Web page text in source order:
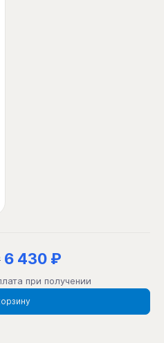
6 430 ₽
при получении